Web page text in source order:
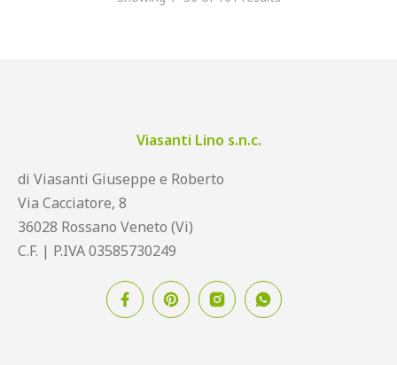
Viasanti Lino s.n.c.
di Viasanti Giuseppe e Roberto
Via Cacciatore, 8
36028 Rossano Veneto (Vi)
C.F. | P.IVA 03585730249